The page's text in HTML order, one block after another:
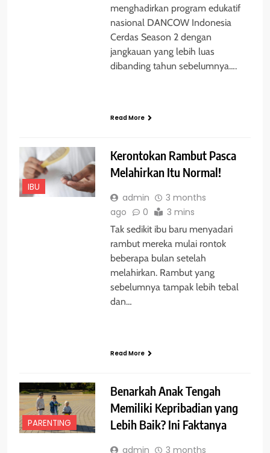
menghadirkan program edukatif
nasional DANCOW Indonesia
Cerdas Season 2 dengan
jangkauan yang lebih luas
dibanding tahun sebelumnya….
Read More
IBU
Kerontokan Rambut Pasca
Melahirkan Itu Normal!
admin
3 months
ago
0 3 mins
Tak sedikit ibu baru menyadari
rambut mereka mulai rontok
beberapa bulan setelah
melahirkan. Rambut yang
sebelumnya tampak lebih tebal
dan…
Read More
PARENTING
Benarkah Anak Tengah
Memiliki Kepribadian yang
Lebih Baik? Ini Faktanya
admin
3 months